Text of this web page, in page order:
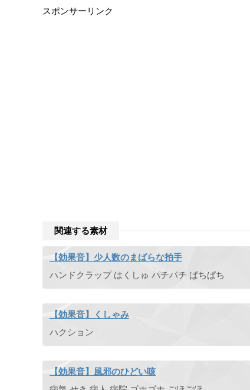
スポンサーリンク
関連する素材
【効果音】少人数のまばらな拍手
ハンドクラップ はくしゅ パチパチ ぱちぱち
【効果音】くしゃみ
ハクション
【効果音】風邪のひどい咳